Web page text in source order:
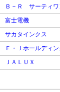
Ｂ－Ｒ サーティ
富士電機
サカタインクス
Ｅ・Ｊホールディ
ＪＡＬＵＸ